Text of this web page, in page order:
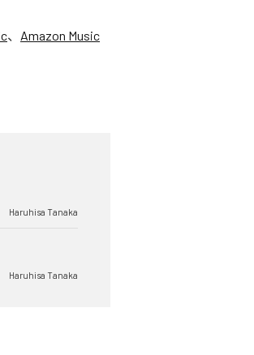
、 Amazon Music
Haruhisa Tanaka
Haruhisa Tanaka